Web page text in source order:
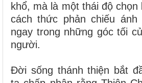
khổ, mà là một thái độ
cách thức phản chiếu ánh
ngay trong những góc tối
người.
Đời sống thánh thiện bắt